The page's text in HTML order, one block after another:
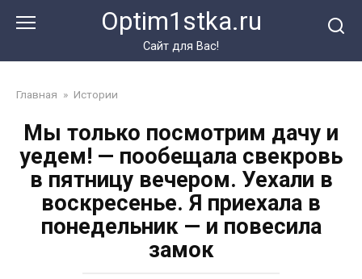
Optim1stka.ru
Сайт для Вас!
Главная » Истории
Мы только посмотрим дачу и
уедем! — пообещала свекровь
в пятницу вечером. Уехали в
воскресенье. Я приехала в
понедельник — и повесила
замок